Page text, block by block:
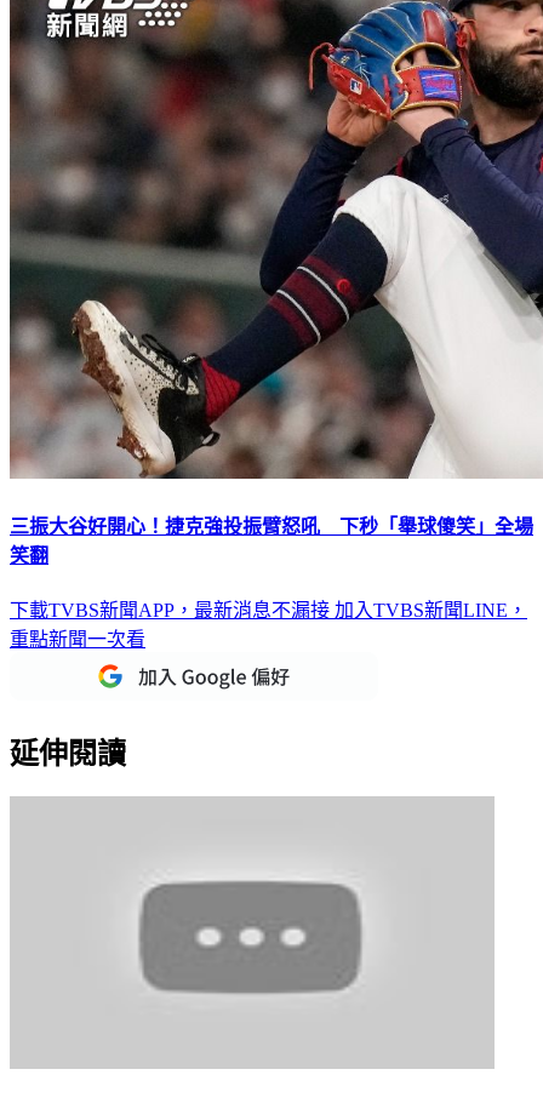
三振大谷好開心！捷克強投振臂怒吼 下秒「舉球傻笑」全場
笑翻
下載TVBS新聞APP，最新消息不漏接 加入TVBS新聞LINE，
重點新聞一次看
延伸閱讀